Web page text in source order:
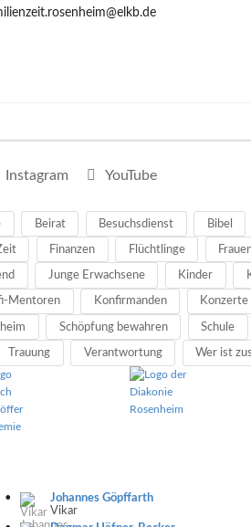
Instagram YouTube
Beirat Besuchsdienst Bibel
Finanzen Flüchtlinge
Junge Erwachsene Kinder
Mentoren Konfirmanden Konzerte
Schöpfung bewahren Schule
Trauung Verantwortung Wer ist
Johannes Göpffarth
Vikar